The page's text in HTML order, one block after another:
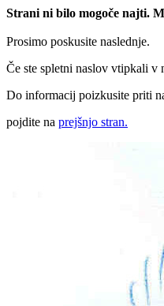
Strani ni bilo mogoče najti.
Prosimo poskusite naslednje.
Če ste spletni naslov vtipkali v
Do informacij poizkusite priti
pojdite na prejšnjo stran.